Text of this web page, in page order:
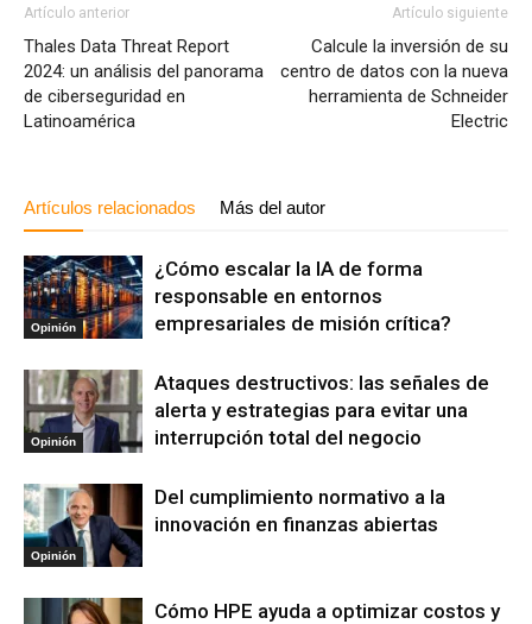
Artículo anterior
Thales Data Threat Report
2024: un análisis del panorama
de ciberseguridad en
Latinoamérica
Artículo siguiente
Calcule la inversión de su
centro de datos con la nueva
herramienta de Schneider
Electric
Artículos relacionados Más del autor
Opinión
¿Cómo escalar la IA de forma
responsable en entornos
empresariales de misión crítica?
Opinión
Ataques destructivos: las señales de
alerta y estrategias para evitar una
interrupción total del negocio
Opinión
Del cumplimiento normativo a la
innovación en finanzas abiertas
Cómo HPE ayuda a optimizar costos y